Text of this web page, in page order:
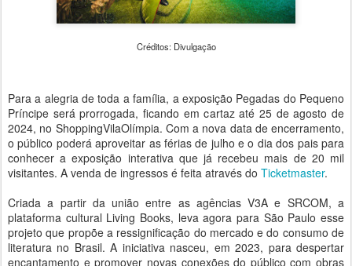
Créditos: Divulgação
Para a alegria de toda a família, a exposição Pegadas do Pequeno
Príncipe será prorrogada, ficando em cartaz até 25 de agosto de
2024, no ShoppingVilaOlímpia. Com a nova data de encerramento,
o público poderá aproveitar as férias de julho e o dia dos pais para
conhecer a exposição interativa que já recebeu mais de 20 mil
visitantes. A venda de ingressos é feita através do Ticketmaster.
Criada a partir da união entre as agências V3A e SRCOM, a
plataforma cultural Living Books, leva agora para São Paulo esse
projeto que propõe a ressignificação do mercado e do consumo de
literatura no Brasil. A iniciativa nasceu, em 2023, para despertar
encantamento e promover novas conexões do público com obras